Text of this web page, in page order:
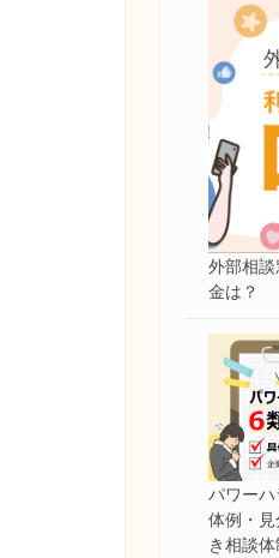
外部相
金は？
パワー
体例・
き相談